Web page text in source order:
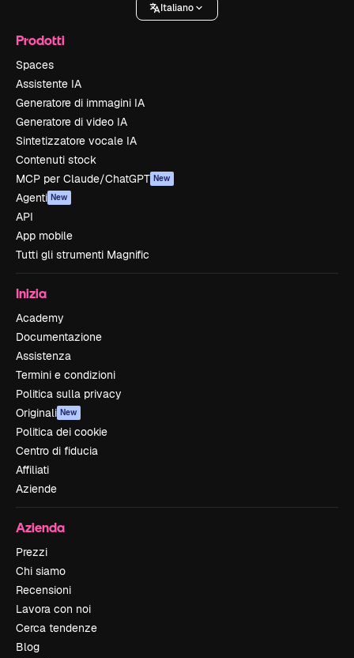
Italiano
Prodotti
Spaces
Assistente IA
Generatore di immagini IA
Generatore di video IA
Sintetizzatore vocale IA
Contenuti stock
MCP per Claude/ChatGPT New
Agenti New
API
App mobile
Tutti gli strumenti Magnific
Inizia
Academy
Documentazione
Assistenza
Termini e condizioni
Politica sulla privacy
Originali New
Politica dei cookie
Centro di fiducia
Affiliati
Aziende
Azienda
Prezzi
Chi siamo
Recensioni
Lavora con noi
Cerca tendenze
Blog